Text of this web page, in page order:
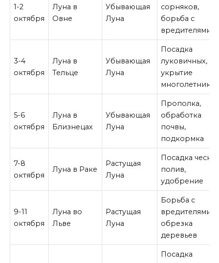
1-2
октября
Луна в
Овне
Убывающая
Луна
сорняков,
борьба с
вредителями
3-4
октября
Луна в
Тельце
Убывающая
Луна
Посадка
луковичных,
укрытие
5-6
октября
Луна в
Близнецах
Убывающая
Луна
Прополка,
обработка
почвы,
подкормка
7-8
октября
Луна в Раке
Растущая
Луна
Посадка
полив,
удобрение
9-11
октября
Луна во
Льве
Растущая
Луна
Борьба с
вредителями,
обрезка
деревьев
Посадка